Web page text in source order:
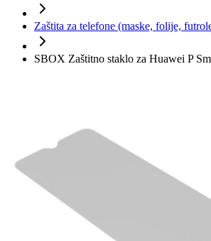
Zaštita za telefone (maske, folije,
SBOX Zaštitno staklo za Huawei P